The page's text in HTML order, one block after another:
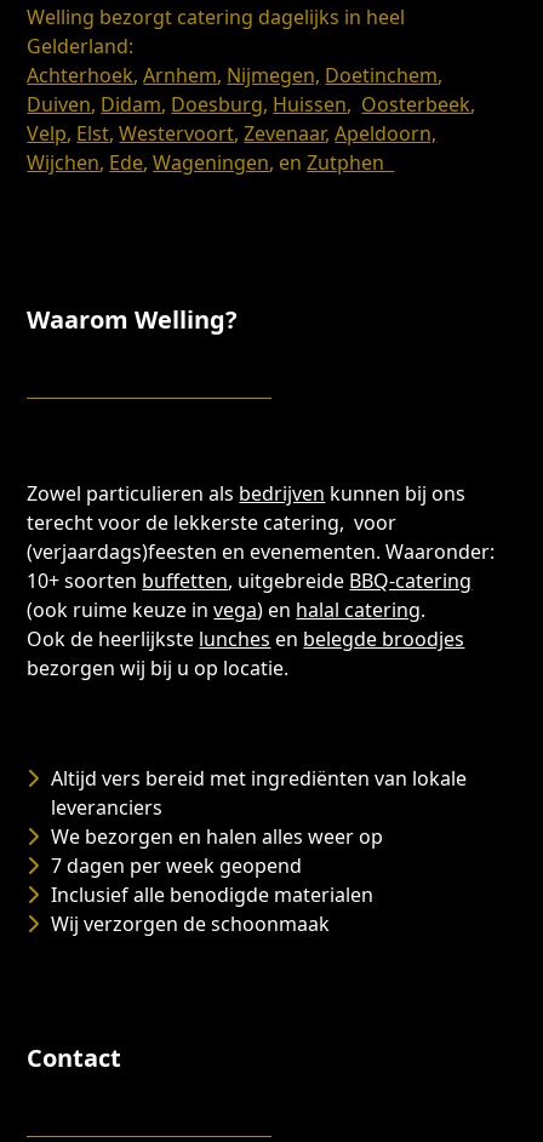
Welling bezorgt catering dagelijks in heel
Gelderland:
Achterhoek,Arnhem, Nijmegen, Doetinchem,
Duiven, Didam, Doesburg, Huissen, Oosterbeek,
Velp, Elst,Westervoort,Zevenaar,Apeldoorn,
Wijchen, Ede,Wageningen, enZutphen
Waarom Welling?
Zowel particulieren als bedrijven kunnen bij ons
terecht voor de lekkerste catering, voor
(verjaardags)feesten en evenementen. Waaronder:
10+ soorten buffetten, uitgebreide BBQ-catering
(ook ruime keuze invega) en halal catering.
Ook de heerlijkste lunches en belegde broodjes
bezorgen wij bij u op locatie.
Altijd vers bereid met ingrediënten van lokale
leveranciers
We bezorgen en halen alles weer op
7 dagen per week geopend
Inclusief alle benodigde materialen
Wij verzorgen de schoonmaak
Contact